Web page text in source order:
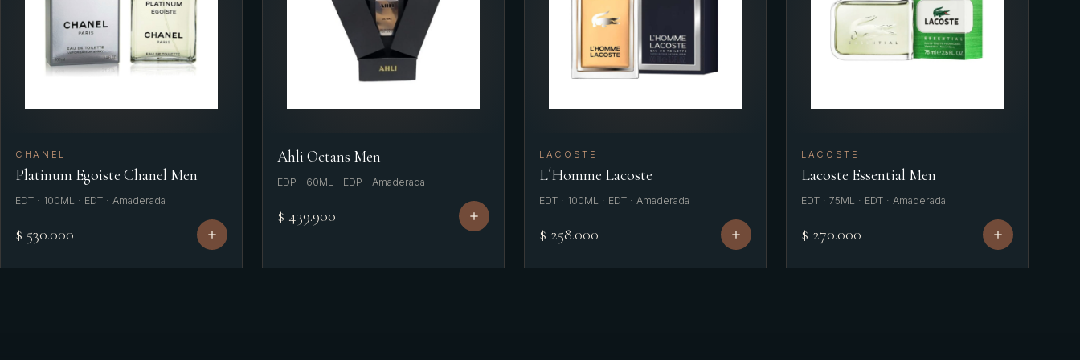
CHANEL
Platinum Egoiste Chanel Men
EDT · 100ML · EDT · Amaderada
$ 530.000
Ahli Octans Men
EDP · 60ML · EDP · Amaderada
$ 439.900
LACOSTE
L´Homme Lacoste
EDT · 100ML · EDT · Amaderada
$ 258.000
LACOSTE
Lacoste Essential Men
EDT · 75ML · EDT · Amaderada
$ 270.000